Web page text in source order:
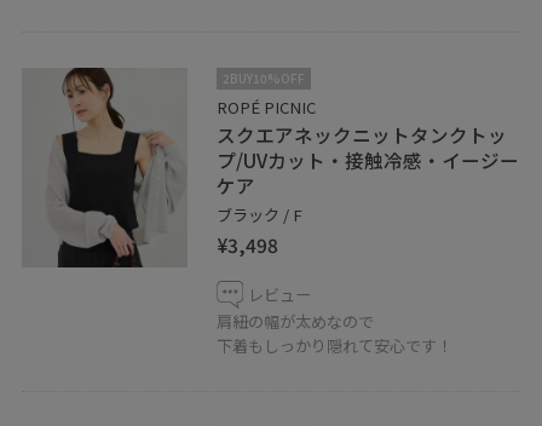
2BUY10%OFF
ROPÉ PICNIC
スクエアネックニットタンクトッ
プ/UVカット・接触冷感・イージー
ケア
ブラック / F
¥3,498
レビュー
肩紐の幅が太めなので
下着もしっかり隠れて安心です！